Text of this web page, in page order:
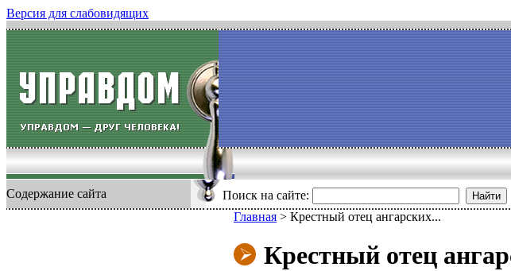
Версия для слабовидящих
Содержание сайта Поиск на сайте: Найти
Главная > Крестный отец ангарских...
Крестный отец